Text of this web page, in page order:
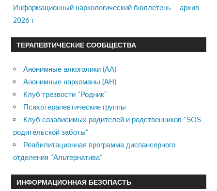
Информационный наркологический бюллетень – архив
2026 г
ТЕРАПЕВТИЧЕСКИЕ СООБЩЕСТВА
Анонимные алкоголики (АА)
Анонимные наркоманы (АН)
Клуб трезвости “Родник”
Психотерапевтические группы
Клуб созависимых родителей и родственников “SOS
родительской заботы”
Реабилитационная программа диспансерного
отделения “Альтернатива”
ИНФОРМАЦИОННАЯ БЕЗОПАСТЬ